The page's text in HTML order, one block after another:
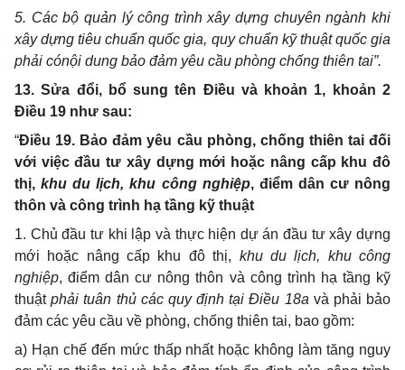
5. Các bộ quản lý công trình xây dựng chuyên ngành khi
xây dựng tiêu chuẩn quốc gia, quy chuẩn kỹ thuật quốc gia
phải cónội dung bảo đảm yêu cầu phòng chống thiên tai”.
13. Sửa đổi, bổ sung tên Điều và khoản 1, khoản 2
Điều 19 như sau:
“Điều 19. Bảo đảm yêu cầu phòng, chống thiên tai đối
với việc đầu tư xây dựng mới hoặc nâng cấp khu đô
thị,khu du lịch, khu công nghiệp, điểm dân cư nông
thôn và công trình hạ tầng kỹ thuật
1. Chủ đầu tư khi lập và thực hiện dự án đầu tư xây dựng
mới hoặc nâng cấp khu đô thị, khu du lịch, khu công
nghiệp, điểm dân cư nông thôn và công trình hạ tầng kỹ
thuậtphải tuân thủ các quy định tại Điều 18a và phải bảo
đảm các yêu cầu về phòng, chống thiên tai, bao gồm:
a) Hạn chế đến mức thấp nhất hoặc không làm tăng nguy